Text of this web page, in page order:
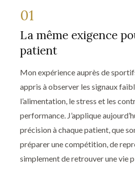
01
La même exigence
patient
Mon expérience auprès de
appris à observer les signaux
l’alimentation, le stress et les
performance. J’applique
précision à chaque patient, que
préparer une compétition, de
simplement de retrouver une vie